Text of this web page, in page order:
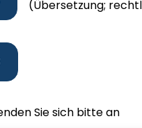
(Übersetzung;
Sie sich bitte an